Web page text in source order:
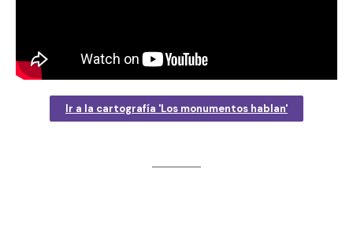
Ir a la cartografía 'Los monumentos hablan'